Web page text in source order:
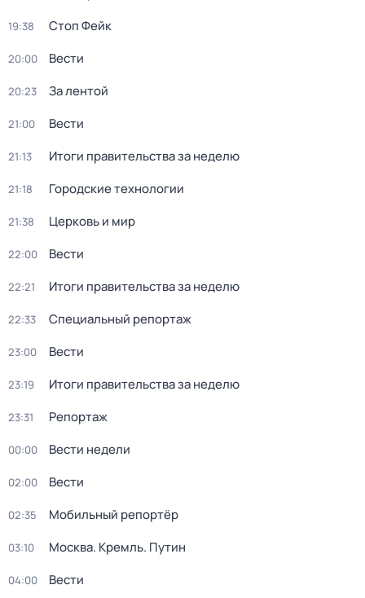
19:38 Стоп Фейк
20:00 Вести
20:23 За лентой
21:00 Вести
21:13 Итоги правительства за неделю
21:18 Городские технологии
21:38 Церковь и мир
22:00 Вести
22:21 Итоги правительства за неделю
22:33 Специальный репортаж
23:00 Вести
23:19 Итоги правительства за неделю
23:31 Репортаж
00:00 Вести недели
02:00 Вести
02:35 Мобильный репортёр
03:10 Москва. Кремль. Путин
04:00 Вести